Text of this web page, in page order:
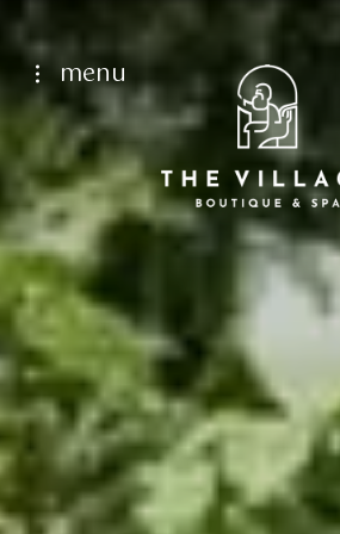
10 Aug
Page
vues à couper le
Qui sommes-nous
Services
Chambres
Classique Simple
menu